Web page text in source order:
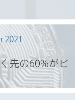
2021
先の60%がビ